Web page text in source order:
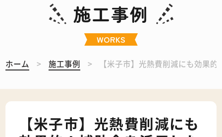
施工事例
WORKS
ホーム 施工事例 【米子市】光熱費削減にも効果
【米子市】光熱費削減にも